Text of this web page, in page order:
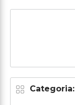
Categoria: